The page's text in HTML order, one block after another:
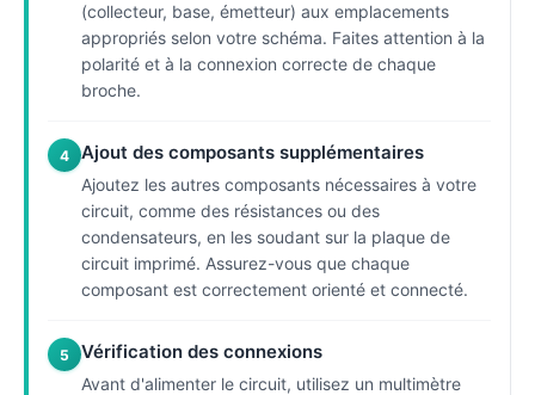
(collecteur, base, émetteur) aux emplacements
appropriés selon votre schéma. Faites attention à la
polarité et à la connexion correcte de chaque
broche.
4 Ajout des composants supplémentaires
Ajoutez les autres composants nécessaires à votre
circuit, comme des résistances ou des
condensateurs, en les soudant sur la plaque de
circuit imprimé. Assurez-vous que chaque
composant est correctement orienté et connecté.
5 Vérification des connexions
Avant d'alimenter le circuit, utilisez un multimètre